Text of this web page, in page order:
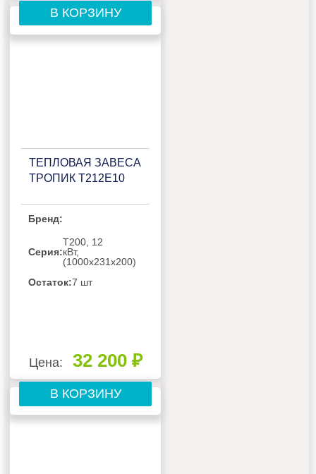
В КОРЗИНУ
ТЕПЛОВАЯ ЗАВЕСА
ТРОПИК Т212Е10
Бренд:
Серия:
Т200, 12
кВт,
(1000х231х200)
Остаток:7 шт
Цена: 32 200 ₽
В КОРЗИНУ